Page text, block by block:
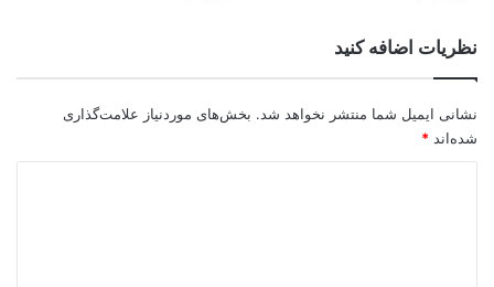
نظریات اضافه کنید
نشانی ایمیل شما منتشر نخواهد شد. بخش‌های موردنیاز علامت‌گذاری
شده‌اند *